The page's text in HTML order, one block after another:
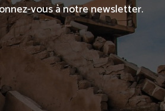
vous à notre newsletter.